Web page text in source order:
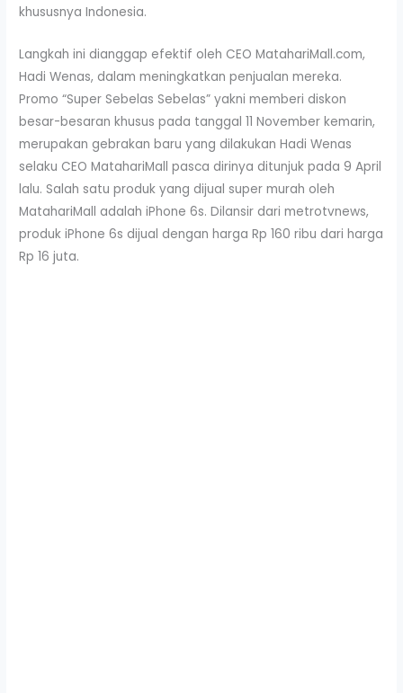
khususnya Indonesia.
Langkah ini dianggap efektif oleh CEO MatahariMall.com,
Hadi Wenas, dalam meningkatkan penjualan mereka.
Promo “Super Sebelas Sebelas” yakni memberi diskon
besar-besaran khusus pada tanggal 11 November kemarin,
merupakan gebrakan baru yang dilakukan Hadi Wenas
selaku CEO MatahariMall pasca dirinya ditunjuk pada 9 April
lalu. Salah satu produk yang dijual super murah oleh
MatahariMall adalah iPhone 6s. Dilansir dari metrotvnews,
produk iPhone 6s dijual dengan harga Rp 160 ribu dari harga
Rp 16 juta.